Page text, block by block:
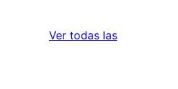
Ver todas las